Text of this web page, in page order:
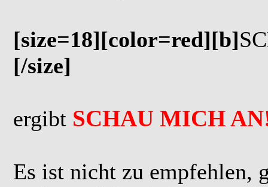
[size=18][color=red][b]
[/size]
ergibt SCHAU MICH
Es ist nicht zu empfehlen,